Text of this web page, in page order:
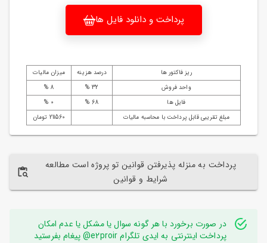
پرداخت و دانلود فایل ها
ریز فاکتور ها درصد هزینه
میزان مالیات
واحد فروش
32 %
8 %
فایل ها
68 %
0 %
مبلغ تقریبی قابل پرداخت با محاسبه مالیات
211560 تومان
پرداخت به منزله پذیرفتن قوانین تو پروژه است مطالعه
شرایط و قوانین
در صورت برخورد با هر گونه سوال یا مشکل یا عدم امکان
پرداخت اینترنتی به ایدی تلگرام e2proir@ پیغام بفرستید